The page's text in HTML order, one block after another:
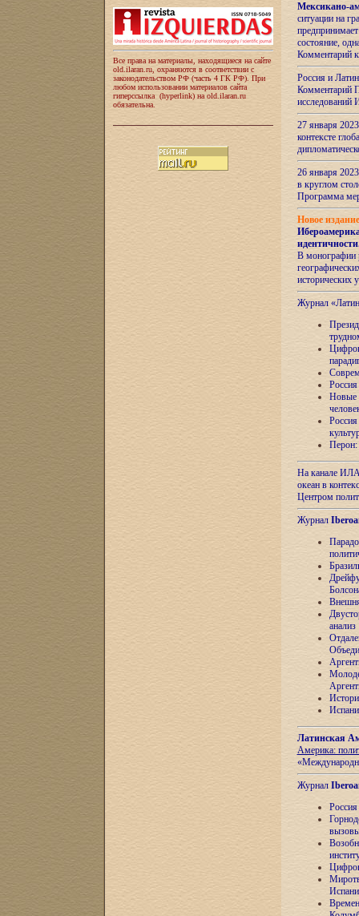
Все права на материалы, находящиеся на сайте
old.ilaran.ru, охраняются в соответствии с
законодательством РФ (часть 4 ГК РФ). При
любом использовании материалов сайта
гиперссылка (hyperlink) на old.ilaran.ru
обязательна.
Мексикано-
ситуации на
состояние,
Комментарий
Россия и
Комментарий
27 января
контексте
26 января
в круглом
Программа
Новое
идентичности
В монографии
исторических
Журнал
Новые
Перон:
На канале
океан в
Центром
Журнал
анализ
Латинская
Америка:
Журнал